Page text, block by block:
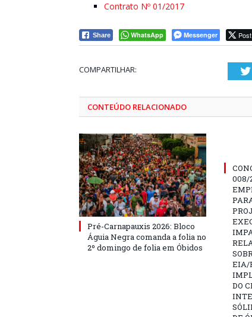
Contrato Nº 01/2017
Share WhatsApp Messenger Post
COMPARTILHAR:
CONTEÚDO RELACIONADO
Pré-Carnapauxis 2026: Bloco
Águia Negra comanda a folia no
2º domingo de folia em Óbidos
008/
EIA/
DO